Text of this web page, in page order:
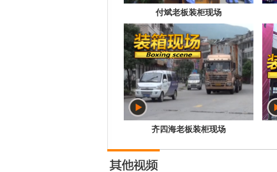
付斌老板装柜现场
齐四海老板装柜现场